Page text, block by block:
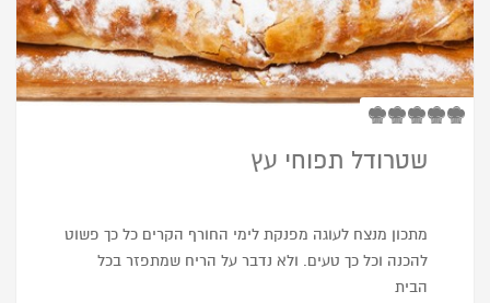
שטרודל תפוחי עץ
מתכון מנצח לעוגה מפנקת לימי החורף הקרים כל כך פשוט
להכנה וכל כך טעים. ולא נדבר על הריח שמתפזר בכל
הבית